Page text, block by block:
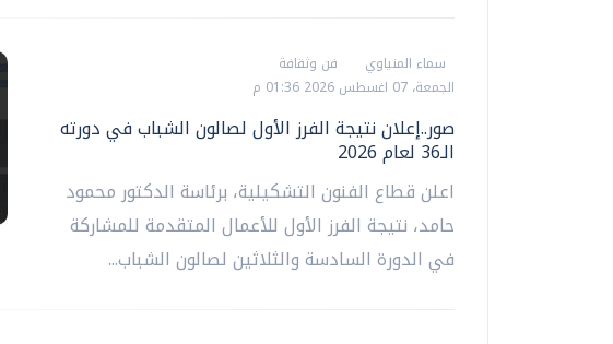
سماء المنياوي
فن وثقافة
الجمعة، 07 اغسطس 2026 01:36 م
صور..إعلان نتيجة الفرز الأول لصالون الشباب في دورته
الـ36 لعام 2026
اعلن قطاع الفنون التشكيلية، برئاسة الدكتور محمود
حامد، نتيجة الفرز الأول للأعمال المتقدمة للمشاركة
في الدورة السادسة والثلاثين لصالون الشباب...